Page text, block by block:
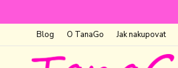
Blog O TanaGo Jak nakupovat